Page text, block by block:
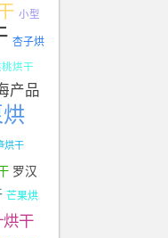
小型
杏子烘
桃烘干
产品
烘干
罗汉
芒果烘
烘干